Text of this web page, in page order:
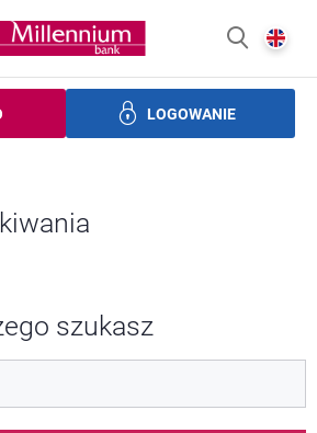
Bank Millennium homepage
LOGOWANIE
szukasz